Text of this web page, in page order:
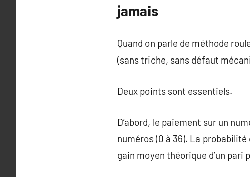
jamais
Quand on parle de méthode
(sans triche, sans défaut
Deux points sont essentiels.
D’abord, le paiement sur un
numéros (0 à 36). La
gain moyen théorique d’un pari